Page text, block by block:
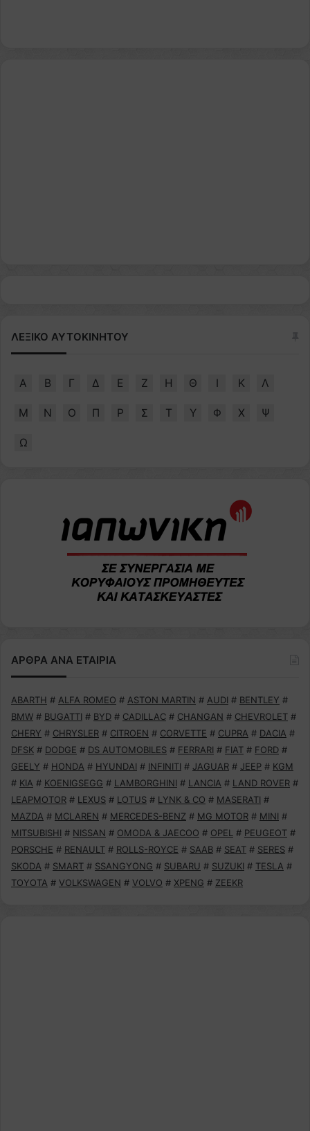
ΛΕΞΙΚΟ ΑΥΤΟΚΙΝΗΤΟΥ
Α Β Γ Δ Ε Ζ Η Θ Ι Κ Λ
Μ Ν Ο Π Ρ Σ Τ Υ Φ Χ Ψ
Ω
ΑΡΘΡΑ ΑΝΑ ΕΤΑΙΡΙΑ
ABARTH # ALFA ROMEO # ASTON MARTIN # AUDI # BENTLEY #
BMW # BUGATTI # BYD # CADILLAC # CHANGAN # CHEVROLET #
CHERY # CHRYSLER # CITROEN # CORVETTE # CUPRA # DACIA #
DFSK # DODGE # DS AUTOMOBILES # FERRARI # FIAT # FORD #
GEELY # HONDA # HYUNDAI # INFINITI # JAGUAR # JEEP # KGM
# KIA # KOENIGSEGG # LAMBORGHINI # LANCIA # LAND ROVER #
LEAPMOTOR # LEXUS # LOTUS # LYNK & CO # MASERATI #
MAZDA # MCLAREN # MERCEDES-BENZ # MG MOTOR # MINI #
MITSUBISHI # NISSAN # OMODA & JAECOO # OPEL # PEUGEOT #
PORSCHE # RENAULT # ROLLS-ROYCE # SAAB # SEAT # SERES #
SKODA # SMART # SSANGYONG # SUBARU # SUZUKI # TESLA #
TOYOTA # VOLKSWAGEN # VOLVO # XPENG # ZEEKR